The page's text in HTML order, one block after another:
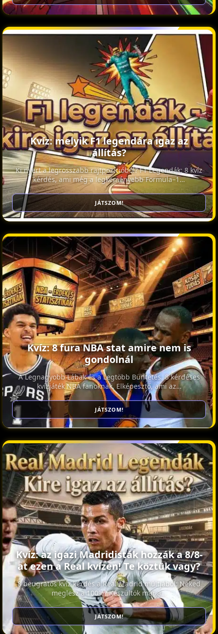
Kvíz: melyik F1 legendára igaz az
állítás?
Ki nyert a legrosszabb rajtpozícióból? F1 Legendák: 8 kvíz
kérdés, ami még a legkeményebb Formula–1…
JÁTSZOM!
Kvíz: 8 fura NBA stat amire nem is
gondolnál
A Legnagyobb Lábak és a Legtöbb Büntetés. 8 kérdéses
kvízjáték NBA fanoknak. Elképesztő, ami az…
JÁTSZOM!
Kvíz: az igazi Madridisták hozzák a 8/8-
at ezen a Real kvízen! Te köztük vagy?
8 beugratós kvíz kérdés a Real Madrid múltjából: Neked
meglesz a 100%? Készültök már a…
JÁTSZOM!